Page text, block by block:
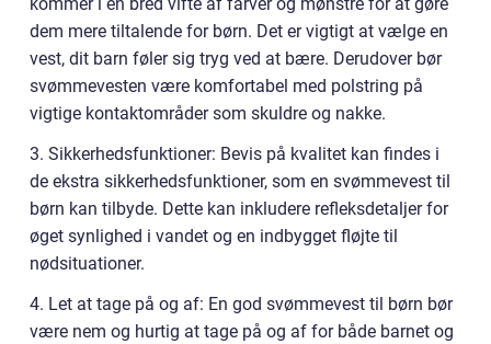
kommer i en bred vifte af farver og mønstre for at gøre
dem mere tiltalende for børn. Det er vigtigt at vælge en
vest, dit barn føler sig tryg ved at bære. Derudover bør
svømmevesten være komfortabel med polstring på
vigtige kontaktområder som skuldre og nakke.
3. Sikkerhedsfunktioner: Bevis på kvalitet kan findes i
de ekstra sikkerhedsfunktioner, som en svømmevest til
børn kan tilbyde. Dette kan inkludere refleksdetaljer for
øget synlighed i vandet og en indbygget fløjte til
nødsituationer.
4. Let at tage på og af: En god svømmevest til børn bør
være nem og hurtig at tage på og af for både barnet og